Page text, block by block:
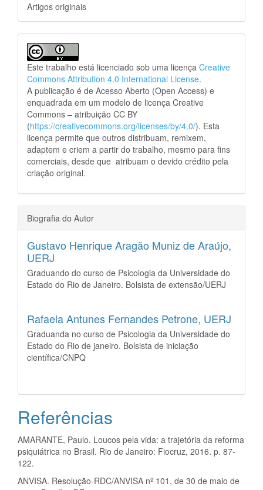
Artigos originais
Este trabalho está licenciado sob uma licença Creative
Commons Attribution 4.0 International License.
A publicação é de Acesso Aberto (Open Access) e
enquadrada em um modelo de licença Creative
Commons – atribuição CC BY
(https://creativecommons.org/licenses/by/4.0/). Esta
licença permite que outros distribuam, remixem,
adaptem e criem a partir do trabalho, mesmo para fins
comerciais, desde que atribuam o devido crédito pela
criação original.
Biografia do Autor
Gustavo Henrique Aragão Muniz de Araújo,
UERJ
Graduando do curso de Psicologia da Universidade do
Estado do Rio de Janeiro. Bolsista de extensão/UERJ
Rafaela Antunes Fernandes Petrone, UERJ
Graduanda no curso de Psicologia da Universidade do
Estado do Rio de janeiro. Bolsista de iniciação
científica/CNPQ
Referências
AMARANTE, Paulo. Loucos pela vida: a trajetória da reforma
psiquiátrica no Brasil. Rio de Janeiro: Fiocruz, 2016. p. 87-
122.
ANVISA. Resolução-RDC/ANVISA nº 101, de 30 de maio de